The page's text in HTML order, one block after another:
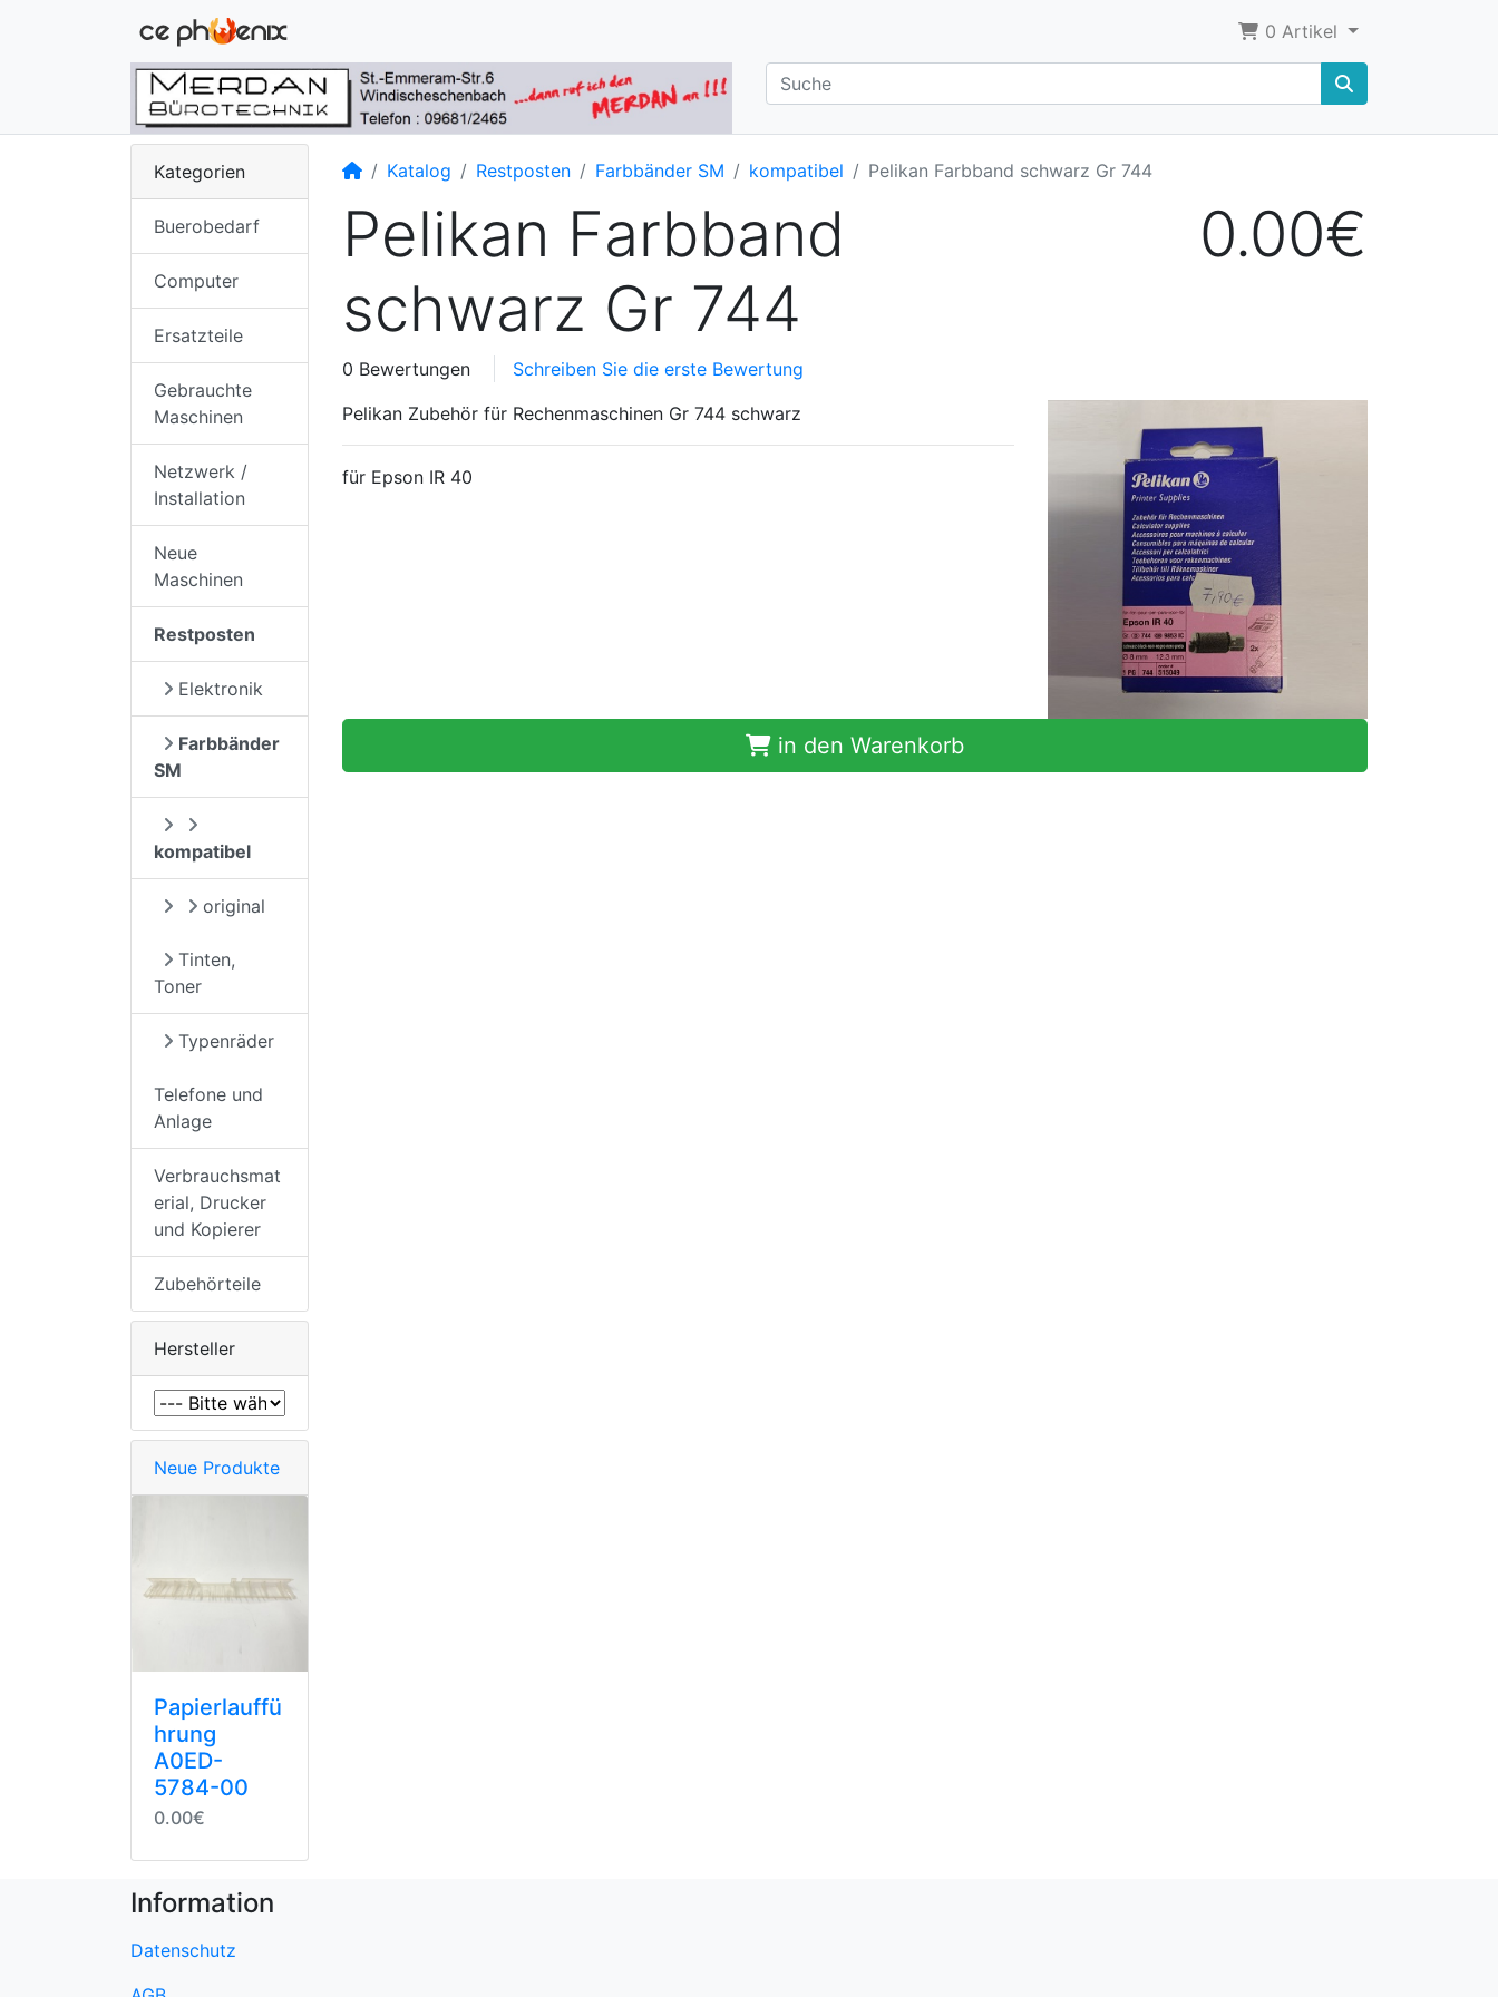
0 Artikel
Startseite
Katalog Restposten Farbbänder SM kompatibel Pelikan Farbband schwarz Gr 744
Pelikan Farbband
schwarz Gr 744
0.00€
0 Bewertungen
Schreiben Sie die erste Bewertung
Pelikan Zubehör für Rechenmaschinen Gr 744 schwarz
für Epson IR 40
in den Warenkorb
Kategorien
Buerobedarf
Computer
Ersatzteile
Gebrauchte
Maschinen
Netzwerk /
Installation
Neue
Maschinen
Restposten
Elektronik
Farbbänder
SM
kompatibel
original
Tinten,
Toner
Typenräder
Telefone und
Anlage
Verbrauchsmat
erial, Drucker
und Kopierer
Zubehörteile
Hersteller
Neue Produkte
Papierlauffü
hrung
A0ED-
5784-00
0.00€
Information
Datenschutz